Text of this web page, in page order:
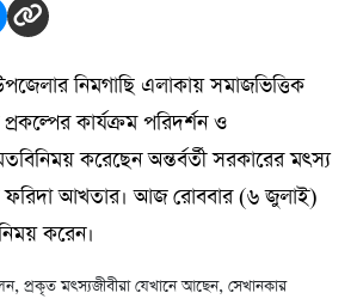
নিমগাছি এলাকায় সমাজভিত্তিক
কার্যক্রম পরিদর্শন ও
করেছেন অন্তর্বর্তী সরকারের মৎস্য
ফরিদা আখতার। আজ রোববার (৬ জুলাই)
করেন।
প্রকৃত মৎস্যজীবীরা যেখানে আছেন, সেখানকার